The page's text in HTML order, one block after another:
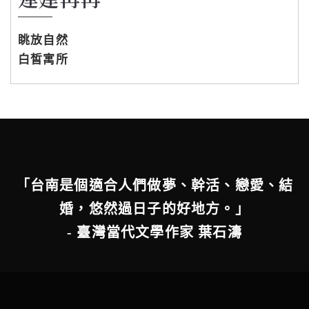
眺放自然
白皙寓所
「台南是個適合人們做夢、幹活、戀愛、結
婚，悠然過日子的好地方。」
- 臺灣當代文學作家 葉石濤